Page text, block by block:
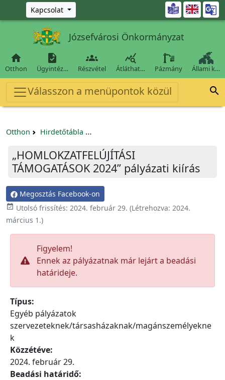
Ugrás a fő tartalomra
Kapcsolat 
Józsefvárosi Önkormányzat

Otthon

Ügyintéz…

Részvétel

Átláthat… Pázmány Állami k…
Válasszon a menüpontok közül 
Otthon Hirdetőtábla
„HOMLOKZATFELÚJÍTÁSI
TÁMOGATÁSOK 2024” pályázati kiírás
Megosztás Facebook-on
 Utolsó frissítés: 2024. február 29. (Létrehozva: 2024.
március 1.)
Figyelem!
Ennek az pályázatnak már lejárt a beadási
határideje.
Típus:
Egyéb pályázatok
szervezeteknek/társasházaknak/magánszemélyekne
k
Közzétéve:
2024. február 29.
Beadási határidő: